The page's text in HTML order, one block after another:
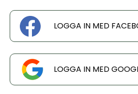
LOGGA IN MED
LOGGA IN MED